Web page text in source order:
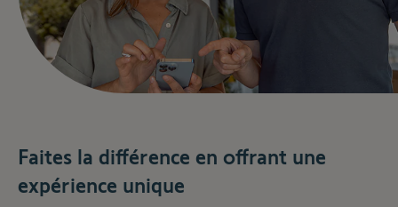
Faites la différence en offrant une
expérience unique